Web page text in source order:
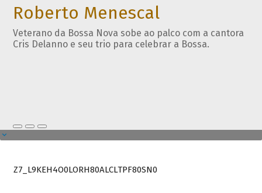
Roberto Menescal
Veterano da Bossa Nova sobe ao palco com a cantora
Cris Delanno e seu trio para celebrar a Bossa.
Z7_L9KEH4O0LORH80ALCLTPF80SN0